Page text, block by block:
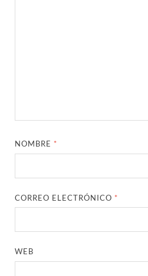
NOMBRE *
CORREO ELECTRÓNICO *
WEB